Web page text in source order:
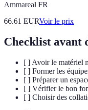
Ammareal FR
66.61 EURVoir le prix
Checklist avant
[ ] Avoir le matériel
[ ] Former les
[ ] Préparer un
[ ] Vérifier le bon
[ ] Choisir des